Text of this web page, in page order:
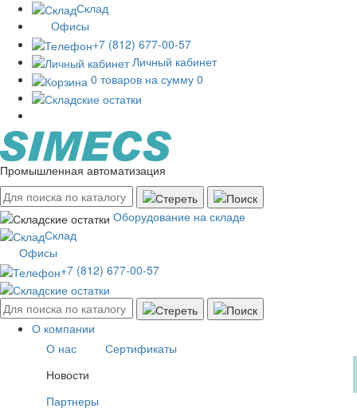
Склад
Офисы
+7 (812) 677-00-57
Личный кабинет
0 товаров на сумму 0
Промышленная автоматизация
Оборудование на складе
Склад
Офисы
+7 (812) 677-00-57
О компании
О нас
Сертификаты
Новости
Партнеры